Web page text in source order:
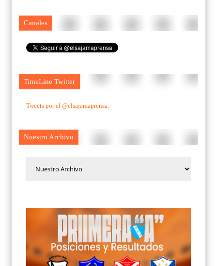
Canales
TimeLine Twitter
Tweets por el @elsajamaprensa.
Nuestro Archivo